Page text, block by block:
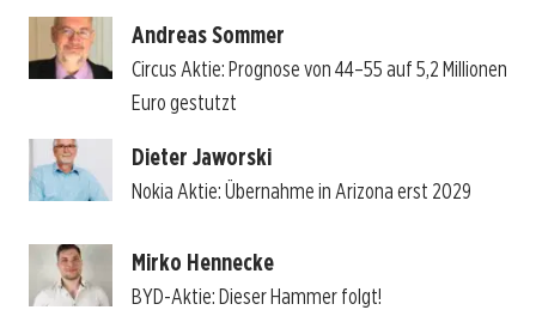
Andreas Sommer
Circus Aktie: Prognose von 44–55 auf 5,2 Millionen
Euro gestutzt
Dieter Jaworski
Nokia Aktie: Übernahme in Arizona erst 2029
Mirko Hennecke
BYD-Aktie: Dieser Hammer folgt!